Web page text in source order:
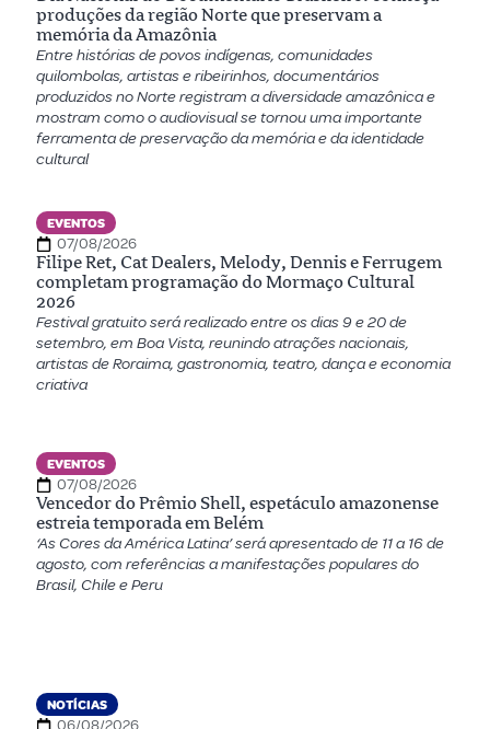
produções da região Norte que preservam a
memória da Amazônia
Entre histórias de povos indígenas, comunidades
quilombolas, artistas e ribeirinhos, documentários
produzidos no Norte registram a diversidade amazônica e
mostram como o audiovisual se tornou uma importante
ferramenta de preservação da memória e da identidade
cultural
EVENTOS
07/08/2026
Filipe Ret, Cat Dealers, Melody, Dennis e Ferrugem
completam programação do Mormaço Cultural
2026
Festival gratuito será realizado entre os dias 9 e 20 de
setembro, em Boa Vista, reunindo atrações nacionais,
artistas de Roraima, gastronomia, teatro, dança e economia
criativa
EVENTOS
07/08/2026
Vencedor do Prêmio Shell, espetáculo amazonense
estreia temporada em Belém
‘As Cores da América Latina’ será apresentado de 11 a 16 de
agosto, com referências a manifestações populares do
Brasil, Chile e Peru
NOTÍCIAS